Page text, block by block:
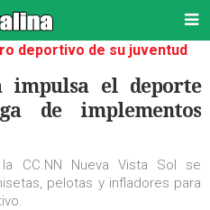
deportivo de su juventud
impulsa el deporte
de implementos
CC.NN Nueva Vista Sol se
pelotas y infladores para